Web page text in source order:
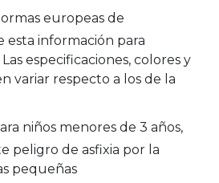
europeas de
esta información para
especificaciones, colores y
variar respecto a los de la
niños menores de 3 años,
peligro de asfixia por la
pequeñas